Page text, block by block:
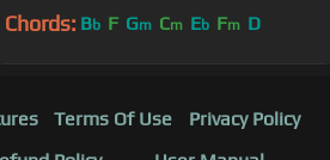
Chords: Bb F Gm Cm Eb Fm D
Terms Of Use
Privacy Policy